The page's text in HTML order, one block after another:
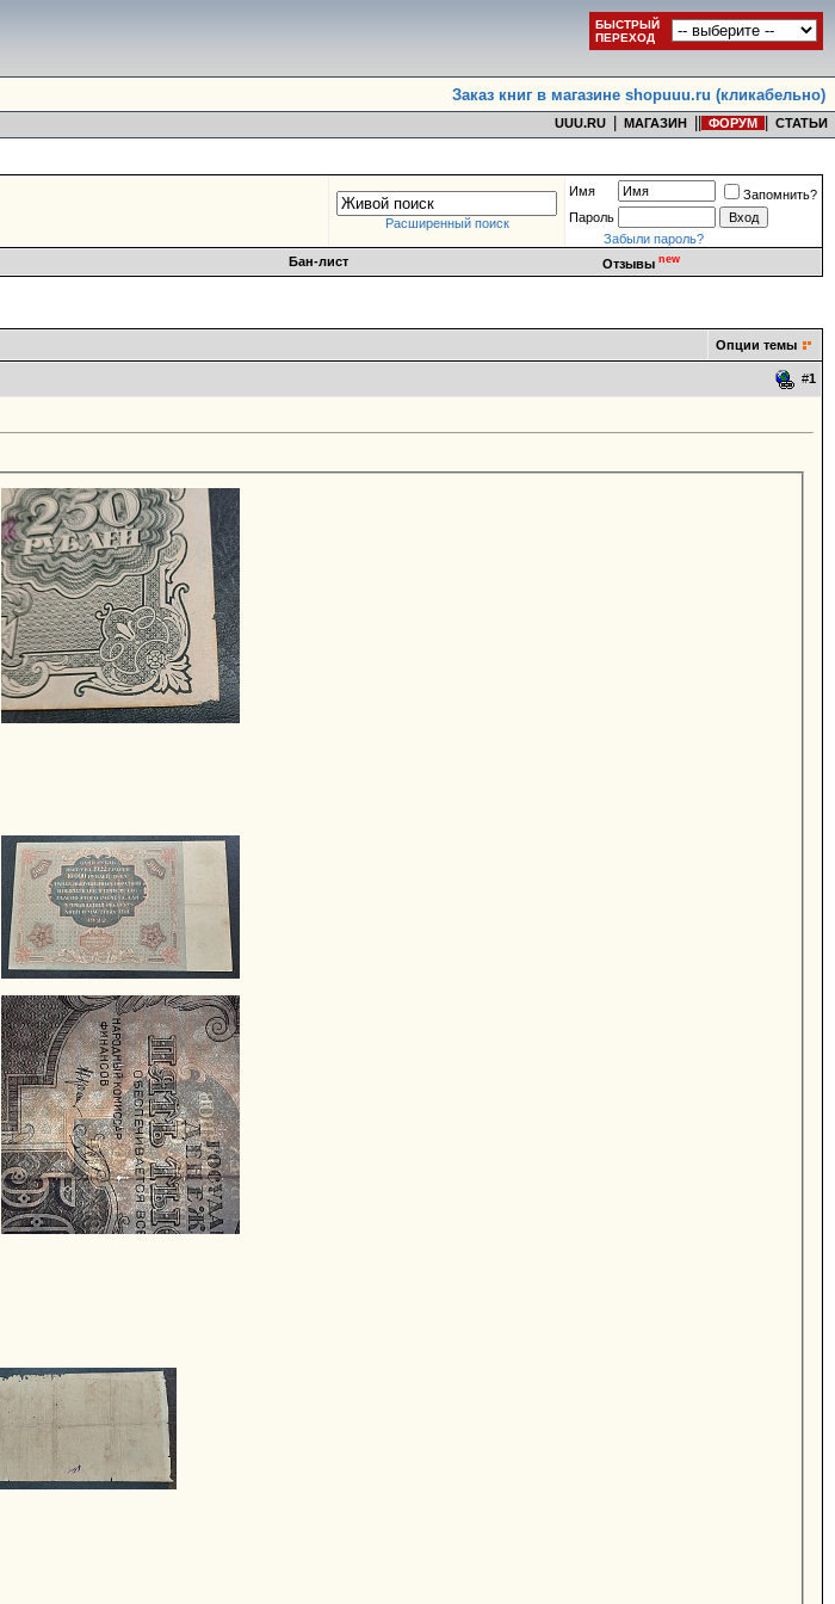
БЫСТРЫЙ
ПЕРЕХОД
Заказ книг в магазине shopuuu.ru (кликабельно)
UUU.RU МАГАЗИН ФОРУМ СТАТЬИ
Расширенный поиск
Имя
Запомнить?
Пароль
Забыли пароль?
Бан-лист Отзывы new
Опции темы
#1